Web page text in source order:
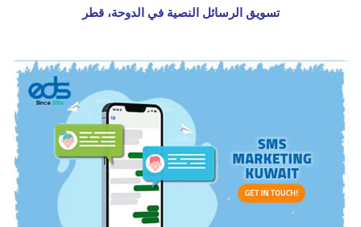
تسويق الرسائل النصية في الدوحة، قطر